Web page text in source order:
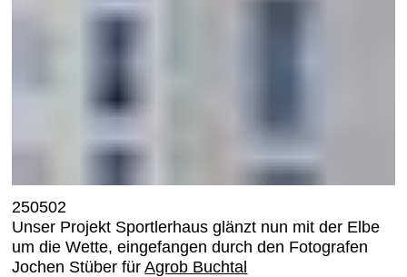
250502
Unser Projekt Sportlerhaus glänzt nun mit der Elbe
um die Wette, eingefangen durch den Fotografen
Jochen Stüber fürAgrob Buchtal